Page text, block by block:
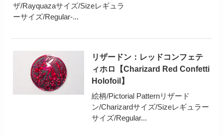
ザ/Rayquazaサイズ/Sizeレギュラ
ーサイズ/Regular-...
リザードン：レッドコンフェテ
ィホロ【Charizard Red Confetti
Holofoil】
絵柄/Pictorial Patternリザード
ン/Charizardサイズ/Sizeレギュラー
サイズ/Regular...